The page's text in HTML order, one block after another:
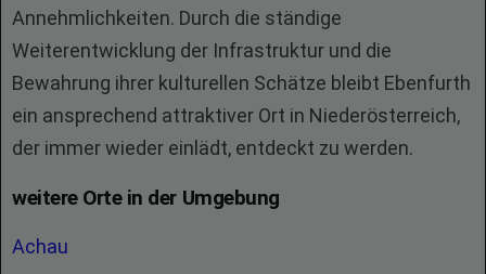
Annehmlichkeiten. Durch die ständige
Weiterentwicklung der Infrastruktur und die
Bewahrung ihrer kulturellen Schätze bleibt Ebenfurth
ein ansprechend attraktiver Ort in Niederösterreich,
der immer wieder einlädt, entdeckt zu werden.
weitere Orte in der Umgebung
Achau